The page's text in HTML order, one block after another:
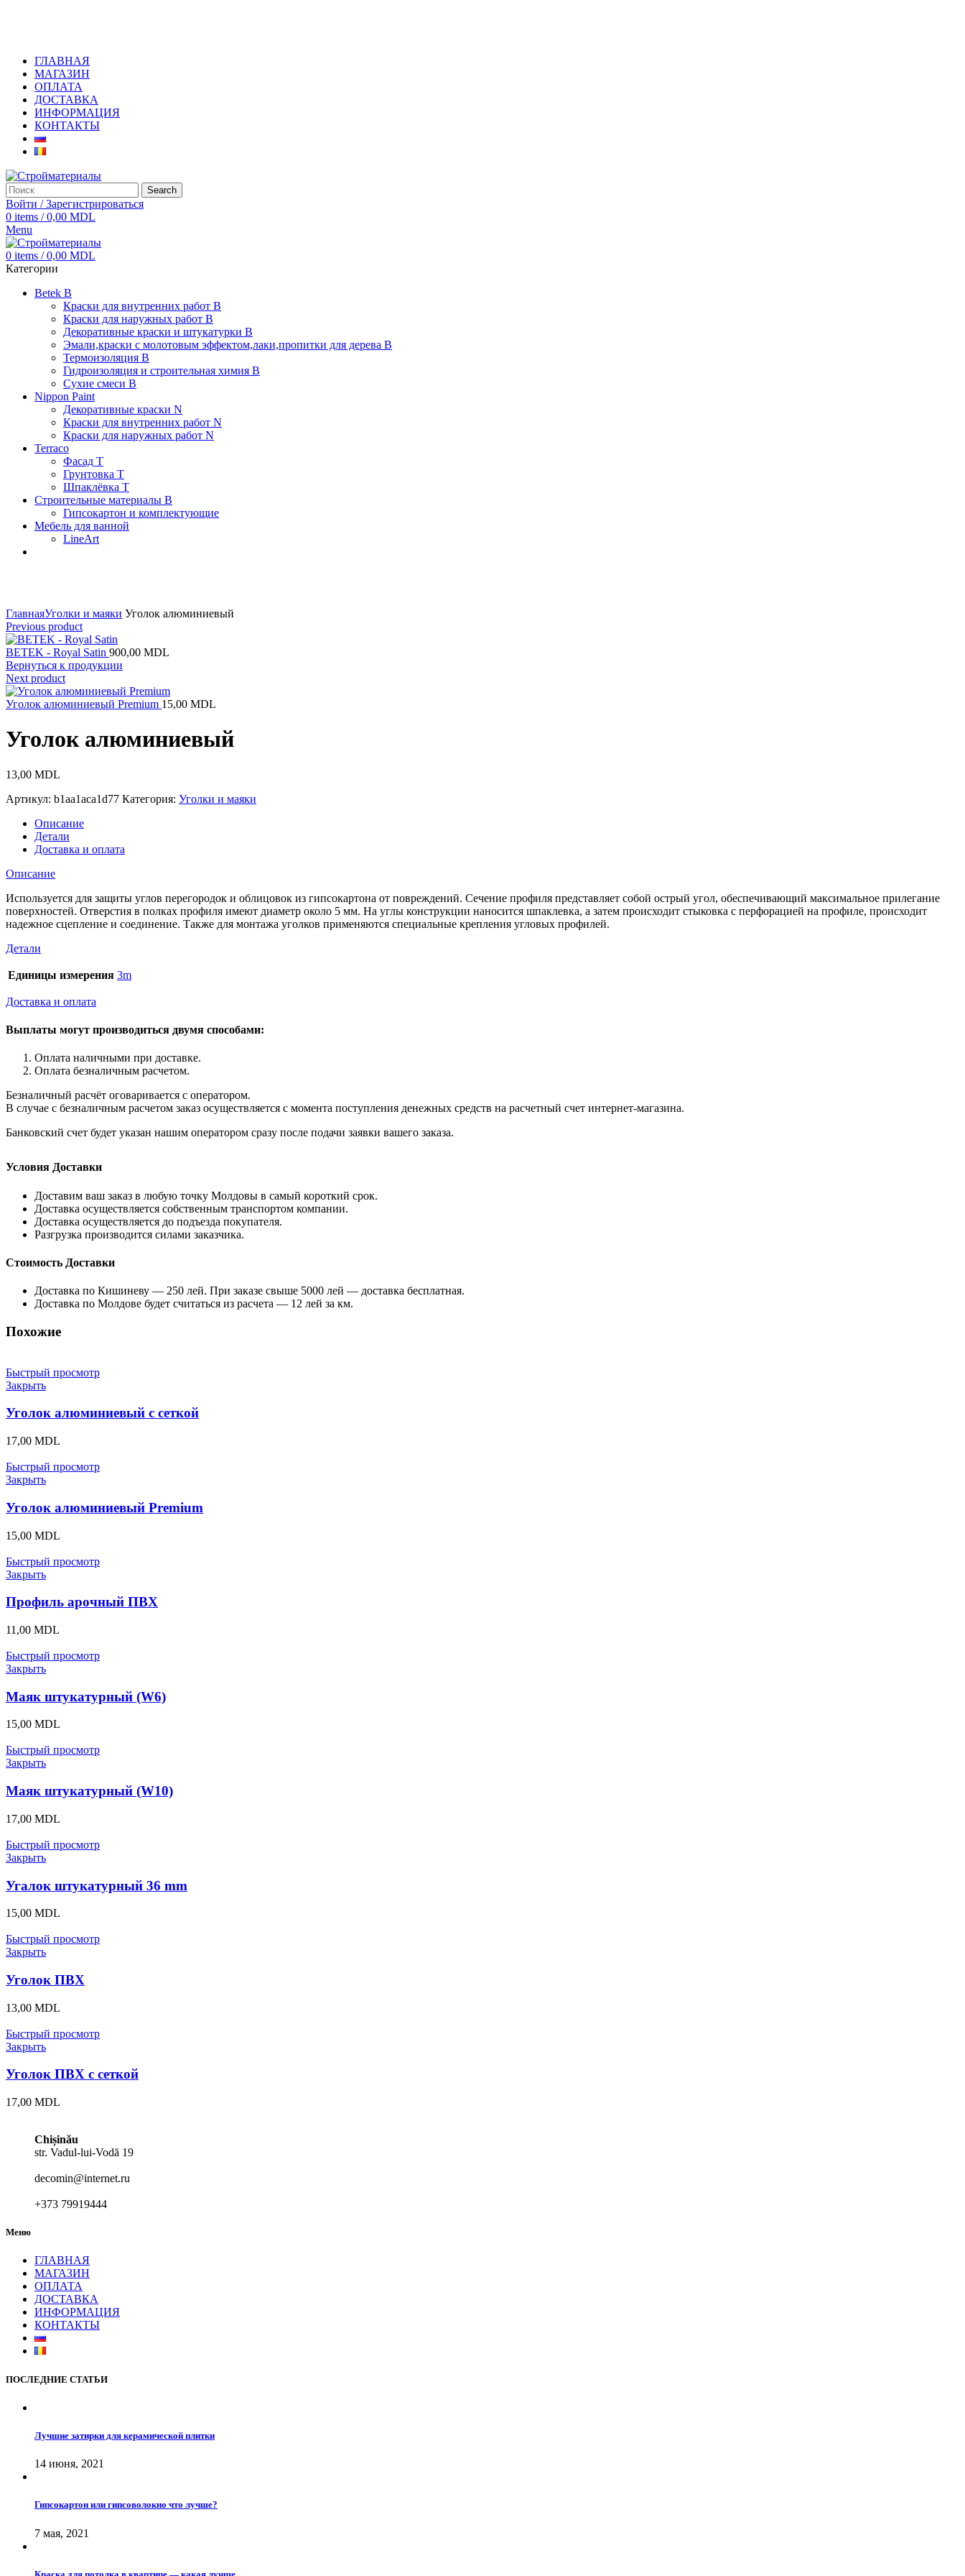
ГЛАВНАЯ
МАГАЗИН
ОПЛАТА
ДОСТАВКА
ИНФОРМАЦИЯ
КОНТАКТЫ
Search
Войти / Зарегистрироваться
0 items / 0,00 MDL
Menu
0 items / 0,00 MDL
Категории
Betek B
Краски для внутренних работ B
Краски для наружных работ B
Декоративные краски и штукатурки В
Эмали,краски с молотовым эффектом,лаки,пропитки для дерева В
Термоизоляция В
Гидроизоляция и строительная химия В
Сухие смеси B
Nippon Paint
Декоративные краски N
Краски для внутренних работ N
Краски для наружных работ N
Terraco
Фасад Т
Грунтовка T
Шпаклёвка T
Строительные материалы В
Гипсокартон и комплектующие
Мебель для ванной
LineArt
ГлавнаяУголки и маяки Уголок алюминиевый
Previous product
BETEK - Royal Satin 900,00 MDL
Вернуться к продукции
Next product
Уголок алюминиевый Premium 15,00 MDL
Уголок алюминиевый
13,00 MDL
Артикул: b1aa1aca1d77 Категория: Уголки и маяки
Описание
Детали
Доставка и оплата
Описание
Используется для защиты углов перегородок и облицовок из гипсокартона от повреждений. Сечение профиля представляет собой острый угол, обеспечивающий максимальное прилегание
поверхностей. Отверстия в полках профиля имеют диаметр около 5 мм. На углы конструкции наносится шпаклевка, а затем происходит стыковка с перфорацией на профиле, происходит
надежное сцепление и соединение. Также для монтажа уголков применяются специальные крепления угловых профилей.
Детали
Единицы измерения 3m
Доставка и оплата
Выплаты могут производиться двумя способами:
Оплата наличными при доставке.
Оплата безналичным расчетом.
Безналичный расчёт оговаривается с оператором.
В случае с безналичным расчетом заказ осуществляется с момента поступления денежных средств на расчетный счет интернет-магазина.
Банковский счет будет указан нашим оператором сразу после подачи заявки вашего заказа.
Условия Доставки
Доставим ваш заказ в любую точку Молдовы в самый короткий срок.
Доставка осуществляется собственным транспортом компании.
Доставка осуществляется до подъезда покупателя.
Разгрузка производится силами заказчика.
Стоимость Доставки
Доставка по Кишиневу — 250 лей. При заказе свыше 5000 лей — доставка бесплатная.
Доставка по Молдове будет считаться из расчета — 12 лей за км.
Похожие
Быстрый просмотр
Закрыть
Уголок алюминиевый с сеткой
17,00 MDL
Быстрый просмотр
Закрыть
Уголок алюминиевый Premium
15,00 MDL
Быстрый просмотр
Закрыть
Профиль арочный ПВХ
11,00 MDL
Быстрый просмотр
Закрыть
Маяк штукатурный (W6)
15,00 MDL
Быстрый просмотр
Закрыть
Маяк штукатурный (W10)
17,00 MDL
Быстрый просмотр
Закрыть
Угалок штукатурный 36 mm
15,00 MDL
Быстрый просмотр
Закрыть
Уголок ПВХ
13,00 MDL
Быстрый просмотр
Закрыть
Уголок ПВХ с сеткой
17,00 MDL
Chișinău
str. Vadul-lui-Vodă 19
decomin@internet.ru
+373 79919444
Меню
ГЛАВНАЯ
МАГАЗИН
ОПЛАТА
ДОСТАВКА
ИНФОРМАЦИЯ
КОНТАКТЫ
ПОСЛЕДНИЕ СТАТЬИ
Лучшие затирки для керамической плитки
14 июня, 2021
Гипсокартон или гипсоволокно что лучше?
7 мая, 2021